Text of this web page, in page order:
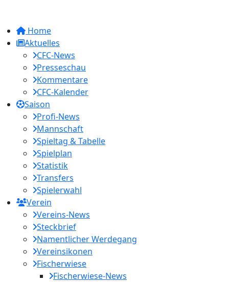
Home
Aktuelles
CFC-News
Presseschau
Kommentare
CFC-Kalender
Saison
Profi-News
Mannschaft
Spieltag & Tabelle
Spielplan
Statistik
Transfers
Spielerwahl
Verein
Vereins-News
Steckbrief
Namentlicher Werdegang
Vereinsikonen
Fischerwiese
Fischerwiese-News